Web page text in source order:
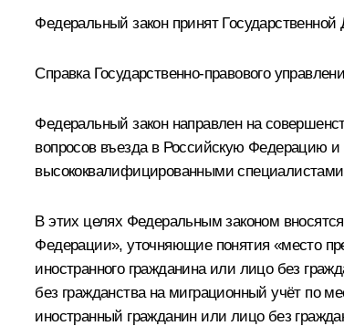
Федеральный закон принят
Справка Государственно-правового
Федеральный закон направлен на
вопросов въезда в Российскую Федерацию
высококвалифицированными
В этих целях Федеральным законом
Федерации», уточняющие понятия «место
иностранного гражданина или лицо без
без гражданства на миграционный учёт по
иностранный гражданин или лицо без